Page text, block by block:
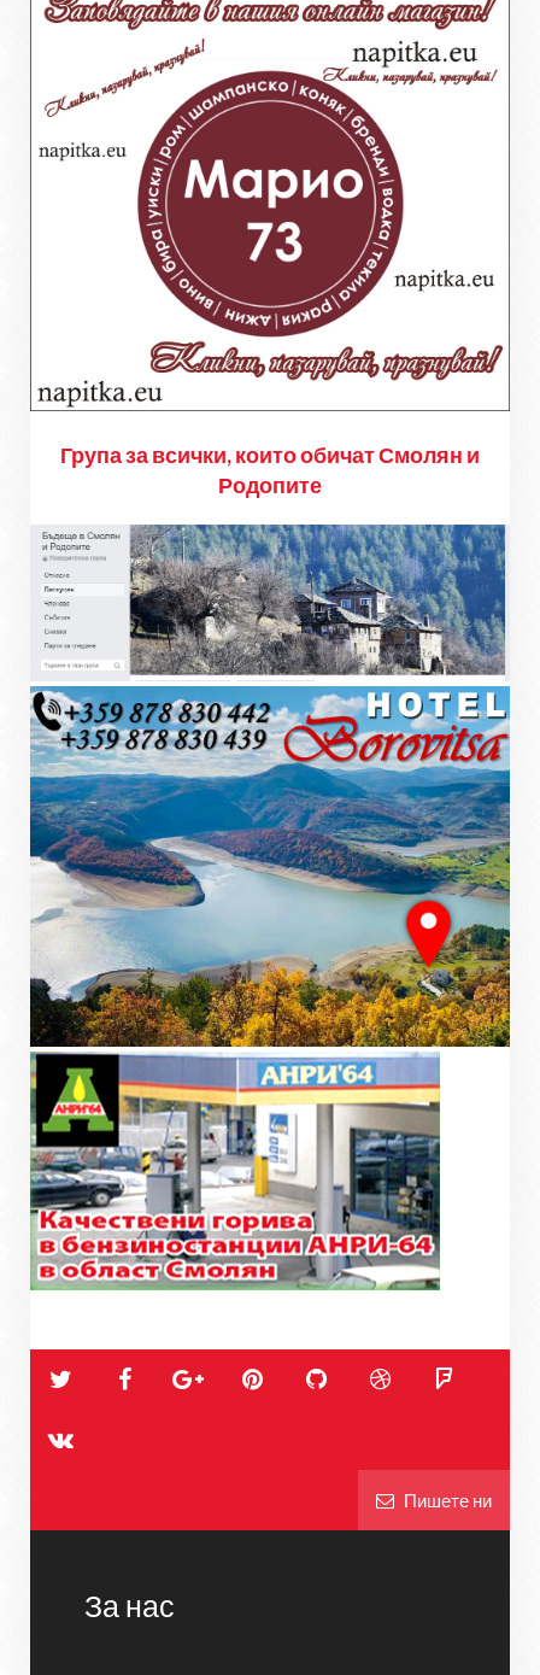
Група за всички, които обичат Смолян и
Родопите
Пишете ни
За нас